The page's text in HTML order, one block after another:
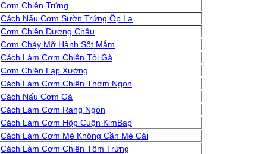
Cơm Chiên Trứng
Cách Nấu Cơm Sườn Trứng Ốp La
Cơm Chiên Dương Châu
Cơm Cháy Mỡ Hành Sốt Mắm
Cách Làm Cơm Chiên Tỏi Gà
Cơm Chiên Lạp Xưởng
Cách Làm Cơm Chiên Thơm Ngon
Cách Nấu Cơm Gà
Cách Làm Cơm Rang Ngon
Cách Làm Cơm Hộp Cuộn KimBap
Cách Làm Cơm Mẻ Không Cần Mẻ Cái
Cách Làm Cơm Chiên Tôm Trứng